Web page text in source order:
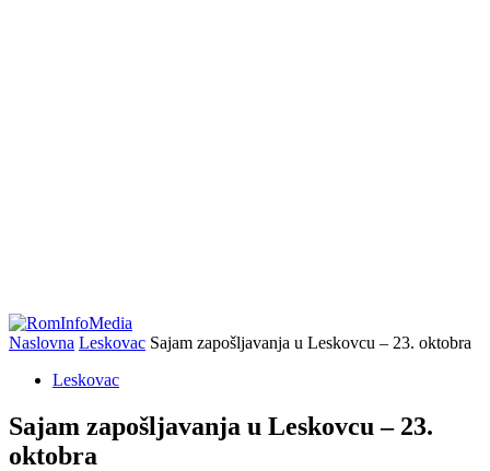
Naslovna Leskovac Sajam zapošljavanja u Leskovcu – 23. oktobra
Leskovac
Sajam zapošljavanja u Leskovcu – 23.
oktobra